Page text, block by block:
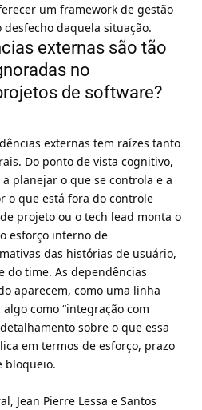
um framework de gestão
daquela situação.
externas são tão
no
de software?
externas tem raízes tanto
Do ponto de vista cognitivo,
planejar o que se controla e a
o que está fora do controle
projeto ou o tech lead monta o
esforço interno de
das histórias de usuário,
do time. As dependências
aparecem, como uma linha
como “integração com
sobre o que essa
em termos de esforço, prazo
bloqueio.
Jean Pierre Lessa e Santos